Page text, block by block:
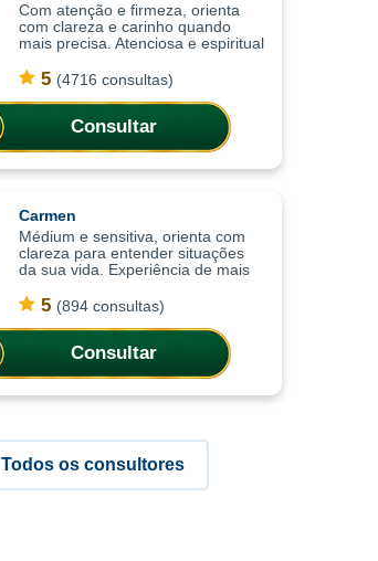
Com atenção e firmeza, orienta
com clareza e carinho quando
mais precisa. Atenciosa e espiritual
consultas ajudam a compreender
situações com mais clareza,
oferecendo or
5 (4716 consultas)
Consultar
Carmen
Médium e sensitiva, orienta com
clareza para entender situações
da sua vida. Experiência de mais
práticas espirituais, as consultas
ajudam a compreender situações c
5 (894 consultas)
Consultar
Todos os consultores